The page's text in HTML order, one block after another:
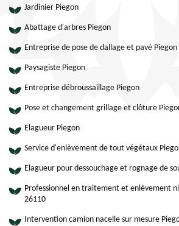
Jardinier Piegon
Abattage d'arbres Piegon
Entreprise de pose de dallage et pavé Piegon
Paysagiste Piegon
Entreprise débroussaillage Piegon
Pose et changement grillage et clôture
Elagueur Piegon
Service d'enlèvement de tout végétaux
Elagueur pour dessouchage et rognage de
Professionnel en traitement et enlèvement
26110
Intervention camion nacelle sur mesure